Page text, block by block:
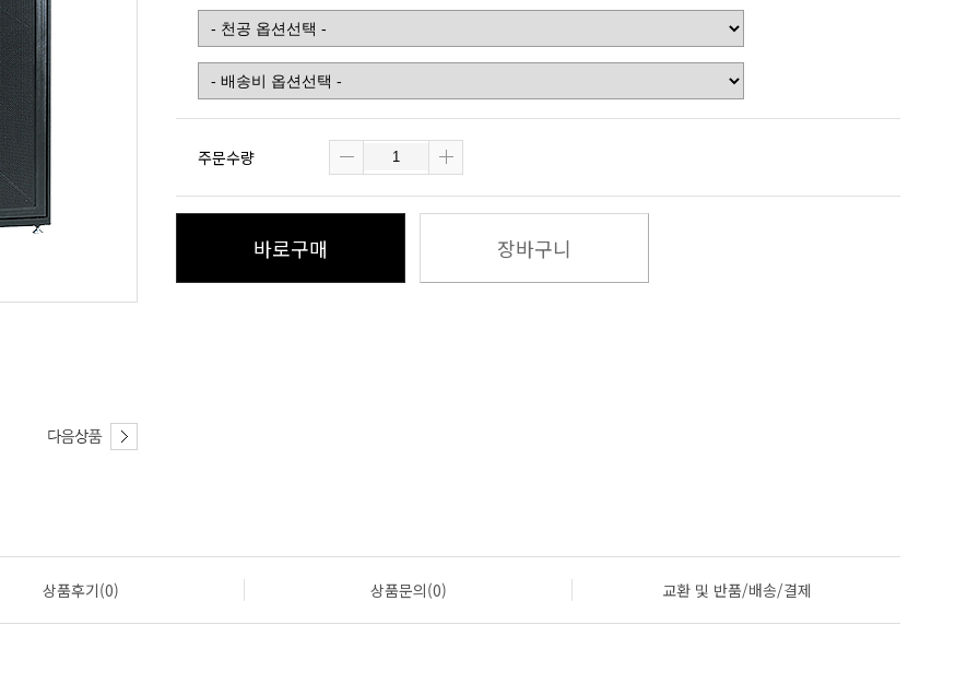
주문수량
바로구매 장바구니
상품후기(0) 상품문의(0) 교환 및 반품/배송/결제